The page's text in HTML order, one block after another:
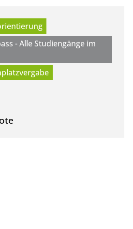
- Alle Studiengänge im